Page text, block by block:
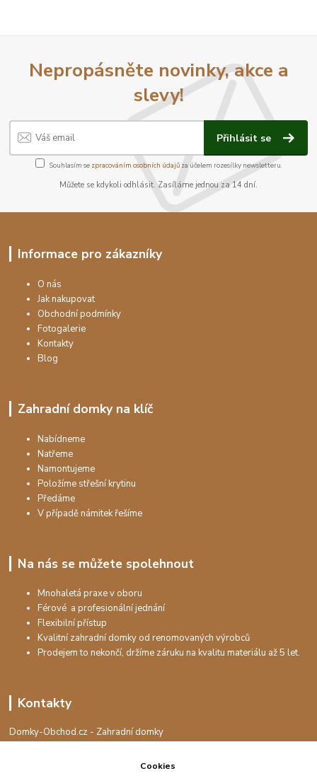
Nepropásněte novinky, akce a
slevy!
Přihlásit se
Souhlasím se zpracováním osobních údajůza účelem rozesílky newsletteru.
Můžete se kdykoli odhlásit. Zasíláme jednou za 14 dní.
Informace pro zákazníky
O nás
Jak nakupovat
Obchodní podmínky
Fotogalerie
Kontakty
Blog
Zahradní domky na klíč
Nabídneme
Natřeme
Namontujeme
Položíme střešní krytinu
Předáme
V případě námitek řešíme
Na nás se můžete spolehnout
Mnohaletá praxe v oboru
Férové a profesionální jednání
Flexibilní přístup
Kvalitní zahradní domky od renomovaných výrobců
Prodejem to nekončí, držíme záruku na kvalitu materiálu až 5 let.
Kontakty
Domky-Obchod.cz - Zahradní domky
+420 730 501 925
Cookies